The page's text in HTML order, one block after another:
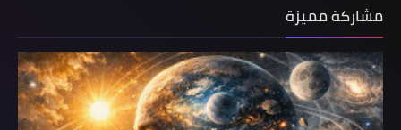
مشاركة مميزة